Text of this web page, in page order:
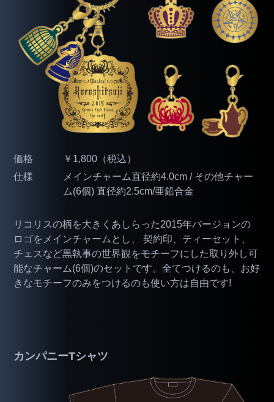
価格
￥1,800（税込）
仕様
メインチャーム直径約4.0cm / その他チャー
ム(6個) 直径約2.5cm/亜鉛合金
リコリスの柄を大きくあしらった2015年バージョンの
ロゴをメインチャームとし、 契約印、ティーセット、
チェスなど黒執事の世界観をモチーフにした取り外し可
能なチャーム(6個)のセットです。全てつけるのも、お好
きなモチーフのみをつけるのも使い方は自由です!
カンパニーTシャツ